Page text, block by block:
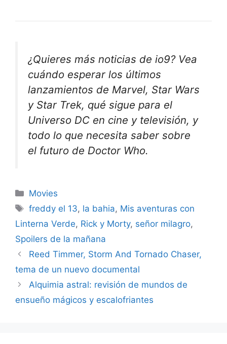
¿Quieres más noticias de io9? Vea
cuándo esperar los últimos
lanzamientos de Marvel, Star Wars
y Star Trek, qué sigue para el
Universo DC en cine y televisión, y
todo lo que necesita saber sobre
el futuro de Doctor Who.
Categories
Movies
Tags
freddy el 13, la bahia, Mis aventuras con
Linterna Verde, Rick y Morty, señor milagro,
Spoilers de la mañana
Reed Timmer, Storm And Tornado Chaser,
tema de un nuevo documental
Alquimia astral: revisión de mundos de
ensueño mágicos y escalofriantes